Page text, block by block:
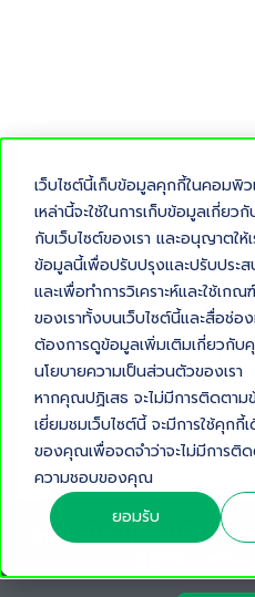
เว็บไซต์นี้เก็บข้อมูลคุกกี้ในคอม
เหล่านี้จะใช้ในการเก็บข้อมูลเกี่
กับเว็บไซต์ของเรา และอนุญาตให้
ข้อมูลนี้เพื่อปรับปรุงและปรับประ
และเพื่อทำการวิเคราะห์และใช้เก
ของเราทั้งบนเว็บไซต์นี้และสื่อช่อ
ต้องการดูข้อมูลเพิ่มเติมเกี่ยวกับ
นโยบายความเป็นส่วนตัวของเรา
หากคุณปฏิเสธ จะไม่มีการติดตา
เยี่ยมชมเว็บไซต์นี้ จะมีการใช้คุกกี้เ
ของคุณเพื่อจดจำว่าจะไม่มีการติ
ความชอบของคุณ
ยอมรับ
สำรวจการเ
เอกสาร API
เข้าถึงเครื่องมือ แนวทางปฏิ
ได้ในที่เดียว ตั้งแต่ปลั๊กอินที่
อ้างอิง API แบบเจาะลึก เพื่
อย่างราบรื่นและยกระดับป
อย่างเต็
ลงทะเบียนเพื่อปรึกษา